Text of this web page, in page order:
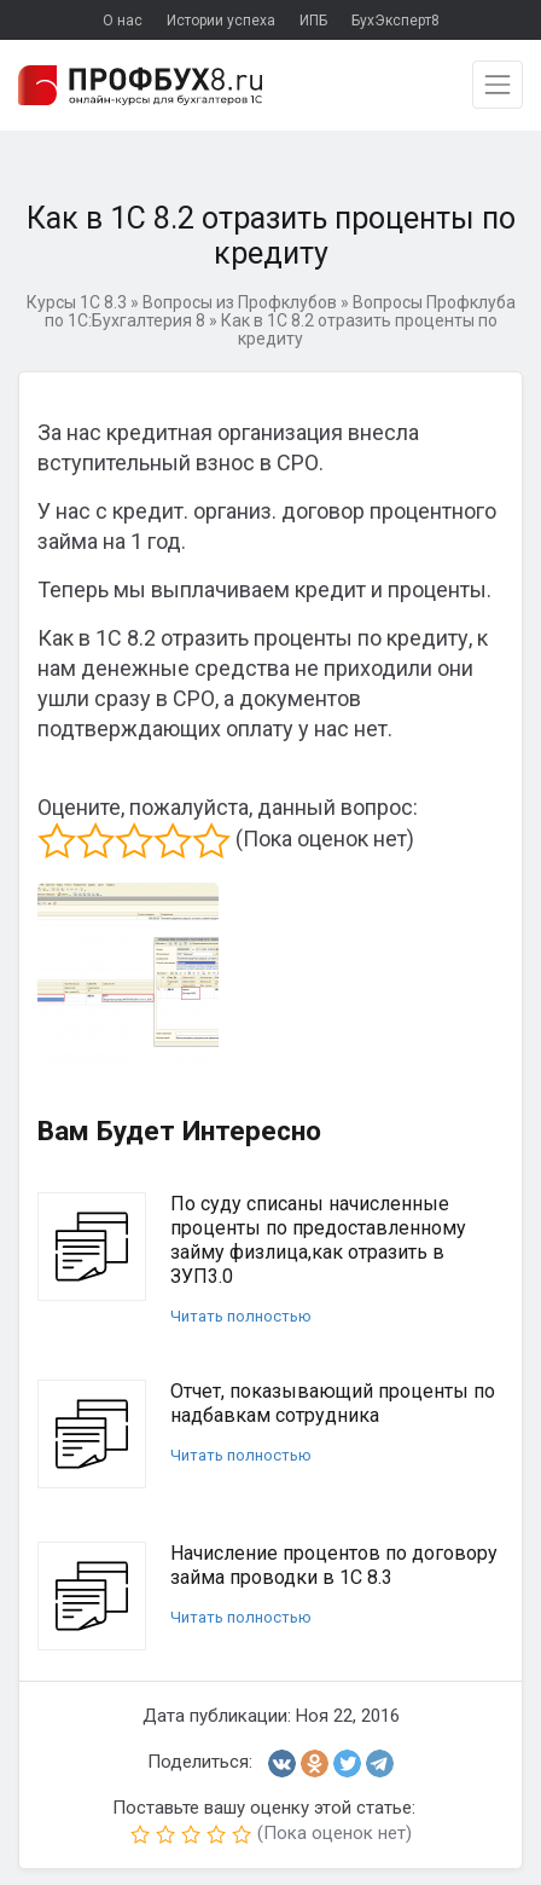
О нас Истории успеха ИПБ БухЭксперт8
Как в 1С 8.2 отразить проценты по
кредиту
Курсы 1С 8.3 » Вопросы из Профклубов » Вопросы Профклуба
по 1С:Бухгалтерия 8 » Как в 1С 8.2 отразить проценты по
кредиту
За нас кредитная организация внесла
вступительный взнос в СРО.
У нас с кредит. организ. договор процентного
займа на 1 год.
Теперь мы выплачиваем кредит и проценты.
Как в 1С 8.2 отразить проценты по кредиту, к
нам денежные средства не приходили они
ушли сразу в СРО, а документов
подтверждающих оплату у нас нет.
Оцените, пожалуйста, данный вопрос:
(Пока оценок нет)
Вам Будет Интересно
По суду списаны начисленные
проценты по предоставленному
займу физлица,как отразить в
ЗУП3.0
Читать полностью
Отчет, показывающий проценты по
надбавкам сотрудника
Читать полностью
Начисление процентов по договору
займа проводки в 1С 8.3
Читать полностью
Дата публикации: Ноя 22, 2016
Поделиться:
Поставьте вашу оценку этой статье:
(Пока оценок нет)